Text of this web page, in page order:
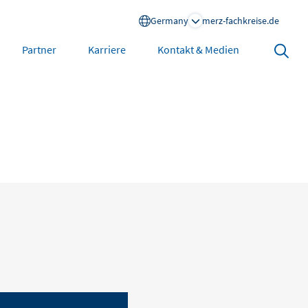
Germany merz-fachkreise.de
Partner Karriere Kontakt & Medien Search